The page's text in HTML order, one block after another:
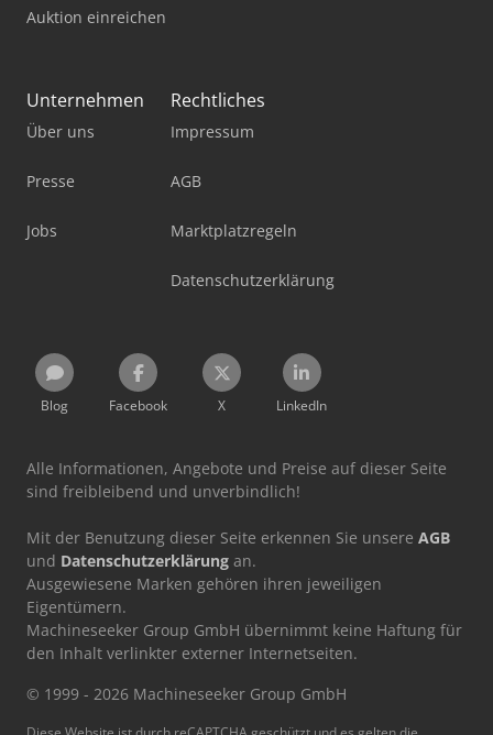
Auktion einreichen
Unternehmen
Über uns
Presse
Jobs
Rechtliches
Impressum
AGB
Marktplatzregeln
Datenschutzerklärung
Blog Facebook X LinkedIn
Alle Informationen, Angebote und Preise auf dieser Seite
sind freibleibend und unverbindlich!
Mit der Benutzung dieser Seite erkennen Sie unsere AGB
und Datenschutzerklärung an.
Ausgewiesene Marken gehören ihren jeweiligen
Eigentümern.
Machineseeker Group GmbH übernimmt keine Haftung für
den Inhalt verlinkter externer Internetseiten.
© 1999 - 2026 Machineseeker Group GmbH